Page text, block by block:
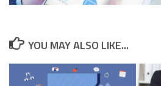
YOU MAY ALSO LIKE...